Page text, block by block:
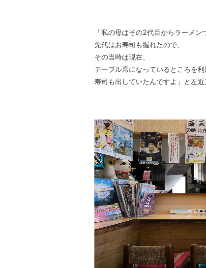
「私の母はその2代目からラーメン
先代はお寿司も握れたので、
その当時は現在、
テーブル席になっているところを利
寿司も出していたんですよ」と左近